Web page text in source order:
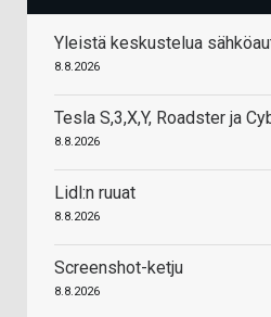
Yleistä keskustelua
8.8.2026
Tesla S,3,X,Y, Roadster ja
8.8.2026
Lidl:n ruuat
8.8.2026
Screenshot-ketju
8.8.2026